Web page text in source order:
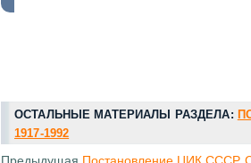
ОСТАЛЬНЫЕ МАТЕРИАЛЫ РАЗДЕЛА:
1917-1992